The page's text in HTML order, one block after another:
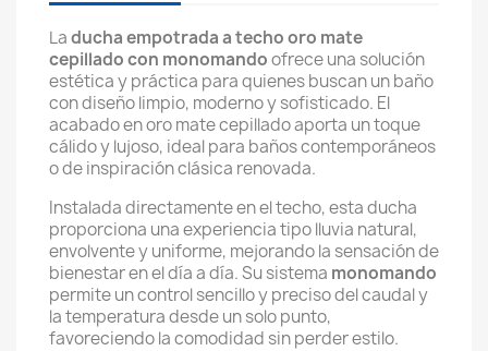
Laducha empotrada a techo oro mate
cepillado con monomandoofrece una solución
estética y práctica para quienes buscan un baño
con diseño limpio, moderno y sofisticado. El
acabado en oro mate cepillado aporta un toque
cálido y lujoso, ideal para baños contemporáneos
o de inspiración clásica renovada.
Instalada directamente en el techo, esta ducha
proporciona una experiencia tipo lluvia natural,
envolvente y uniforme, mejorando la sensación de
bienestar en el día a día. Su sistema monomando
permite un control sencillo y preciso del caudal y
la temperatura desde un solo punto,
favoreciendo la comodidad sin perder estilo.